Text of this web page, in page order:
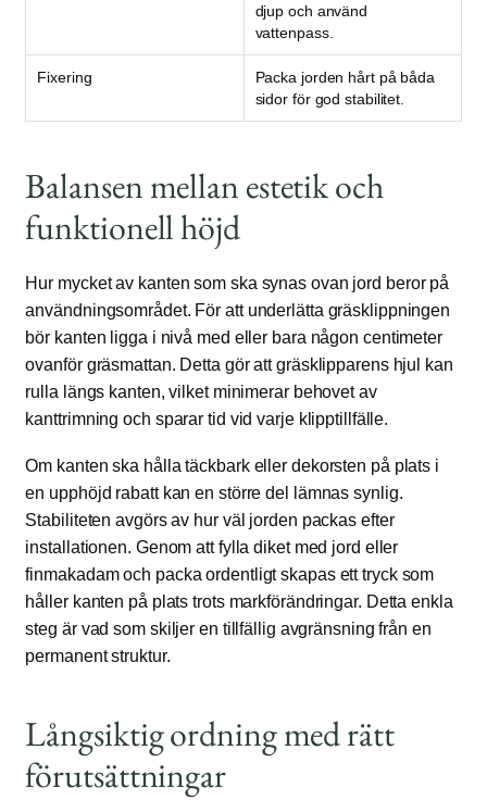
djup och använd
vattenpass.
Fixering
Packa jorden hårt på båda
sidor för god stabilitet.
Balansen mellan estetik och
funktionell höjd
Hur mycket av kanten som ska synas ovan jord beror på
användningsområdet. För att underlätta gräsklippningen
bör kanten ligga i nivå med eller bara någon centimeter
ovanför gräsmattan. Detta gör att gräsklipparens hjul kan
rulla längs kanten, vilket minimerar behovet av
kanttrimning och sparar tid vid varje klipptillfälle.
Om kanten ska hålla täckbark eller dekorsten på plats i
en upphöjd rabatt kan en större del lämnas synlig.
Stabiliteten avgörs av hur väl jorden packas efter
installationen. Genom att fylla diket med jord eller
finmakadam och packa ordentligt skapas ett tryck som
håller kanten på plats trots markförändringar. Detta enkla
steg är vad som skiljer en tillfällig avgränsning från en
permanent struktur.
Långsiktig ordning med rätt
förutsättningar